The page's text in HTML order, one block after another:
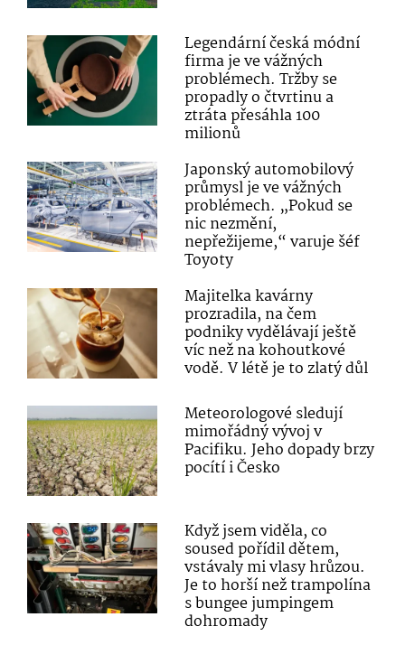
Legendární česká módní
firma je ve vážných
problémech. Tržby se
propadly o čtvrtinu a
ztráta přesáhla 100
milionů
Japonský automobilový
průmysl je ve vážných
problémech. „Pokud se
nic nezmění,
nepřežijeme,“ varuje šéf
Toyoty
Majitelka kavárny
prozradila, na čem
podniky vydělávají ještě
víc než na kohoutkové
vodě. V létě je to zlatý důl
Meteorologové sledují
mimořádný vývoj v
Pacifiku. Jeho dopady brzy
pocítí i Česko
Když jsem viděla, co
soused pořídil dětem,
vstávaly mi vlasy hrůzou.
Je to horší než trampolína
s bungee jumpingem
dohromady